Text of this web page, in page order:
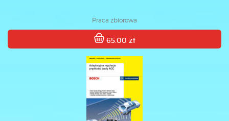
Praca zbiorowa
65.00 zł